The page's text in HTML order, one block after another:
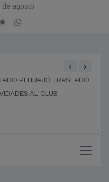
de agosto
REFORZAR LA
‹ ›